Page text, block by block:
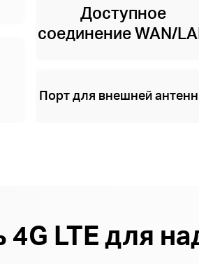
Доступное
соединение WAN/
Порт для внешней
LTE для